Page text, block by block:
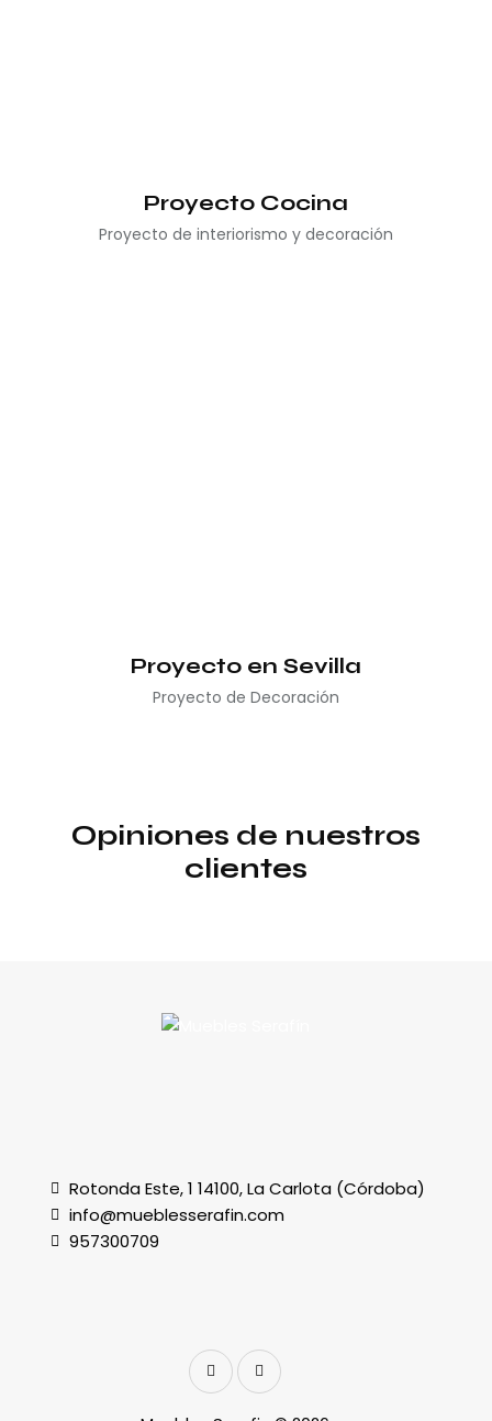
Proyecto Cocina
Proyecto de interiorismo y decoración
Proyecto en Sevilla
Proyecto de Decoración
Opiniones de nuestros
clientes
Rotonda Este, 1 14100, La Carlota (Córdoba)
info@mueblesserafin.com
957300709